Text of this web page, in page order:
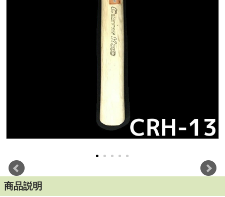
商品説明